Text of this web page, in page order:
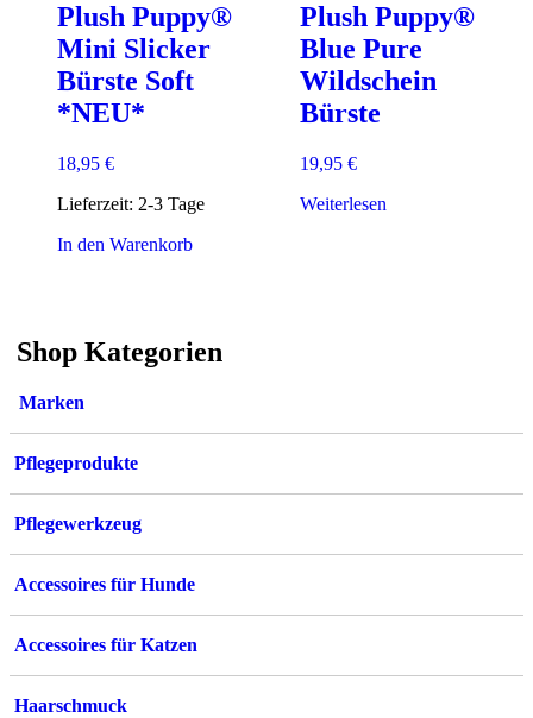
Plush Puppy®
Mini Slicker
Bürste Soft
*NEU*
18,95 €
Lieferzeit: 2-3 Tage
In den Warenkorb
Plush Puppy®
Blue Pure
Wildschein
Bürste
19,95 €
Weiterlesen
Shop Kategorien
Marken
Pflegeprodukte
Pflegewerkzeug
Accessoires für Hunde
Accessoires für Katzen
Haarschmuck